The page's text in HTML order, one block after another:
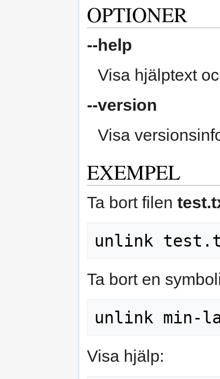
OPTIONER
--help
Visa hjälptext
--version
Visa
EXEMPEL
Ta bort filen
Ta bort en
Visa hjälp: